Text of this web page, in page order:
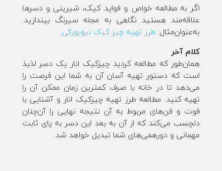
اگر به مطالعه خواص و فواید کیک، شیرینی و دسرها
علاقه‌مند هستید نگاهی به مجله سیرنگ بیندازید.
به‌عنوان‌مثال: طرز تهیه چیز کیک نیویورکی.
کلام آخر
همان‌طور که مطالعه کردید چیزکیک انار یک دسر لذیذ
است که دستور تهیه آسان آن به شما این فرصت را
می‌دهد تا در خانه با صرف کمترین زمان ممکن آن را
تهیه کنید. مطالعه طرز تهیه چیزکیک انار و آشنایی با
فوت و فن‌های مربوط به آن نتیجه نهایی را آن‌چنان
دلچسب می‌کند که از آن به بعد این دسر به پای ثابت
مهمانی و دورهمی‌های شما تبدیل خواهد شد.